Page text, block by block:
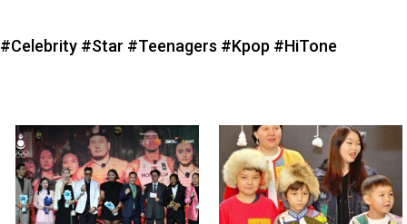
#Celebrity #Star #Teenagers #Kpop #HiTone